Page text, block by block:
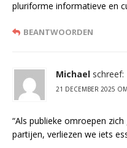
pluriforme informatieve en
BEANTWOORDEN
Michael schreef:
21 DECEMBER 2025
“Als publieke omroepen
partijen, verliezen we iets